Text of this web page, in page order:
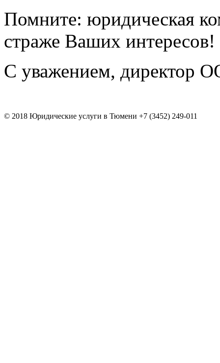
Помните: юридическая
страже Ваших интересов!
С уважением, директор
© 2018 Юридические услуги в Тюмени +7 (3452) 249-011